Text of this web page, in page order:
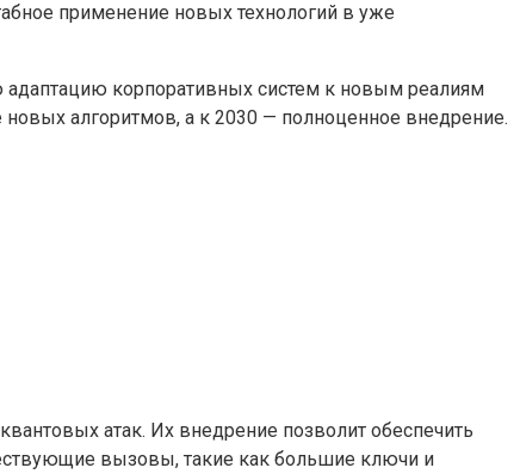
применение новых технологий в уже
адаптацию корпоративных систем к новым реалиям
новых алгоритмов, а к 2030 — полноценное внедрение.
атак. Их внедрение позволит обеспечить
вызовы, такие как большие ключи и